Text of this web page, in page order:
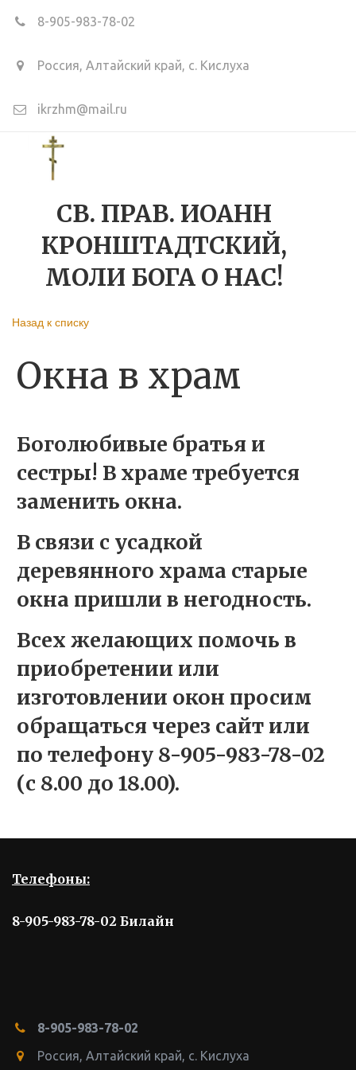
8-905-983-78-02
Россия, Алтайский край, с. Кислуха
ikrzhm@mail.ru
СВ. ПРАВ. ИОАНН
КРОНШТАДТСКИЙ,
МОЛИ БОГА О НАС!
Назад к списку
Окна в храм
Боголюбивые братья и
сестры! В храме требуется
заменить окна.
В связи с усадкой
деревянного храма старые
окна пришли в негодность.
Всех желающих помочь в
приобретении или
изготовлении окон просим
обращаться через сайт или
по телефону 8-905-983-78-02
(с 8.00 до 18.00).
Телефоны:
8-905-983-78-02 Билайн
8-905-983-78-02
Россия, Алтайский край, с. Кислуха